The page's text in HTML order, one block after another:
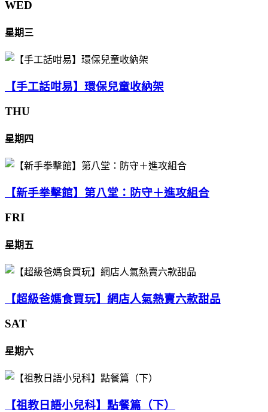
WED
星期三
【手工話咁易】環保兒童收納架
THU
星期四
【新手拳擊館】第八堂：防守＋進攻組合
FRI
星期五
【超級爸媽食買玩】網店人氣熱賣六款甜品
SAT
星期六
【祖教日語小兒科】點餐篇（下）